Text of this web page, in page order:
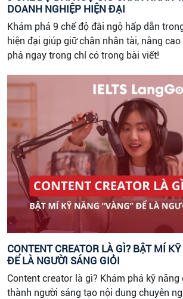
DOANH NGHIỆP HIỆN ĐẠI
Khám phá 9 chế độ đãi ngộ hấp dẫn
hiện đại giúp giữ chân nhân tài, nâng
phá ngay trong chỉ có trong bài viết!
CONTENT CREATOR LÀ GÌ? BẬT MÍ
ĐỂ LÀ NGƯỜI SÁNG GIỎI
Content creator là gì? Khám phá kỹ năng
thành người sáng tạo nội dung chuyên